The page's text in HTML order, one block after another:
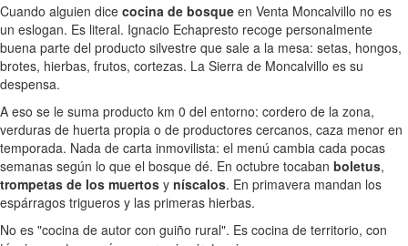
Cuando alguien dice cocina de bosque en Venta Moncalvillo no es
un eslogan. Es literal. Ignacio Echapresto recoge personalmente
buena parte del producto silvestre que sale a la mesa: setas, hongos,
brotes, hierbas, frutos, cortezas. La Sierra de Moncalvillo es su
despensa.
A eso se le suma producto km 0 del entorno: cordero de la zona,
verduras de huerta propia o de productores cercanos, caza menor en
temporada. Nada de carta inmovilista: el menú cambia cada pocas
semanas según lo que el bosque dé. En octubre tocaban boletus,
trompetas de los muertos y níscalos. En primavera mandan los
espárragos trigueros y las primeras hierbas.
No es "cocina de autor con guiño rural". Es cocina de territorio, con